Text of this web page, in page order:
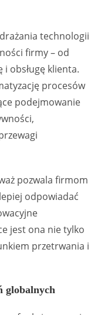
technologii
firmy – od
obsługę klienta.
procesów
podejmowanie
pozwala firmom
odpowiadać
jest ona nie tylko
przetrwania i
globalnych